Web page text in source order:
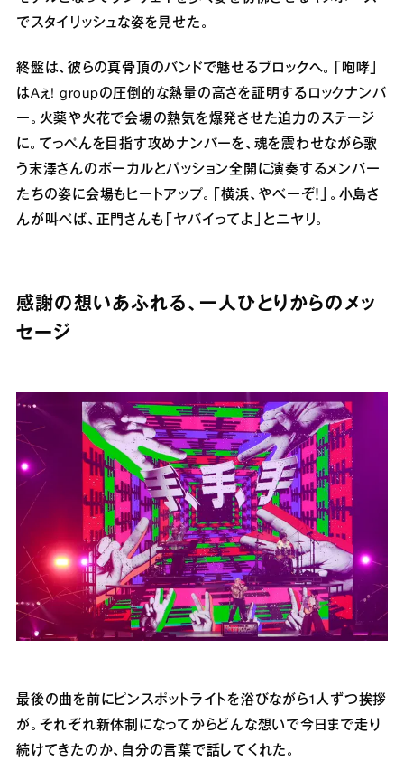
でスタイリッシュな姿を⾒せた。
終盤は、彼らの真⾻頂のバンドで魅せるブロックへ。「咆哮」
はAぇ! groupの圧倒的な熱量の⾼さを証明するロックナンバ
ー。⽕薬や⽕花で会場の熱気を爆発させた迫⼒のステージ
に。てっぺんを⽬指す攻めナンバーを、魂を震わせながら歌
う末澤さんのボーカルとパッション全開に演奏するメンバー
たちの姿に会場もヒートアップ。「横浜、やべーぞ！」。⼩島さ
んが叫べば、正⾨さんも「ヤバイってよ」とニヤリ。
感謝の想いあふれる、⼀⼈ひとりからのメッ
セージ
最後の曲を前にピンスポットライトを浴びながら1⼈ずつ挨拶
が。それぞれ新体制になってからどんな想いで今⽇まで⾛り
続けてきたのか、⾃分の⾔葉で話してくれた。